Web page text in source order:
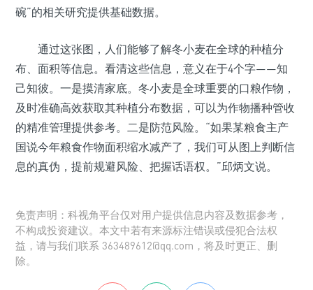
碗”的相关研究提供基础数据。
通过这张图，人们能够了解冬小麦在全球的种植分
布、面积等信息。看清这些信息，意义在于4个字——知
己知彼。一是摸清家底。冬小麦是全球重要的口粮作物，
及时准确高效获取其种植分布数据，可以为作物播种管收
的精准管理提供参考。二是防范风险。“如果某粮食主产
国说今年粮食作物面积缩水减产了，我们可从图上判断信
息的真伪，提前规避风险、把握话语权。”邱炳文说。
免责声明：科视角平台仅对用户提供信息内容及数据参考，
不构成投资建议。本文中若有来源标注错误或侵犯合法权
益，请与我们联系 363489612@qq.com，将及时更正、删
除。